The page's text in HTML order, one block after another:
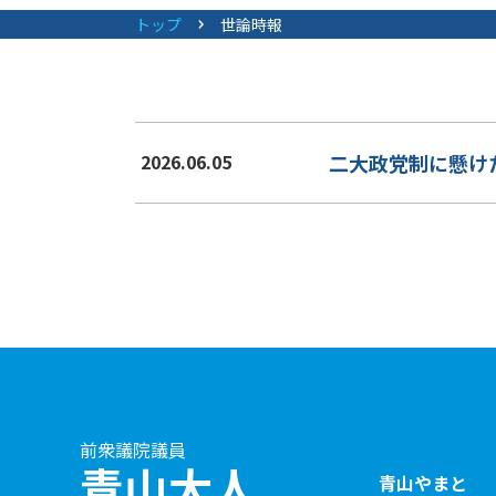
トップ 世論時報
2026.06.05 二大政党制に懸
前衆議院議員
青山やまと